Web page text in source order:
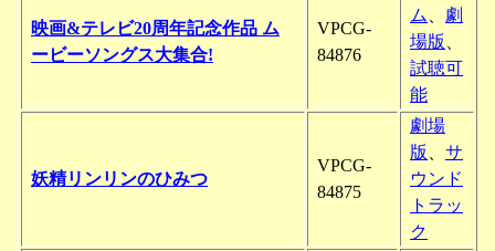
映画&テレビ20周年記念作品 ム
ービーソングス大集合!
VPCG-
84876
ム
劇
場版
試聴可
能
妖精リンリンのひみつ
VPCG-
84875
劇場
版
サ
ウンド
トラッ
ク